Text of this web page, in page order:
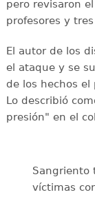
pero revisaron
profesores y
El autor de los
el ataque y se
de los hechos
Lo describió
presión" en el
Sangriento
víctimas